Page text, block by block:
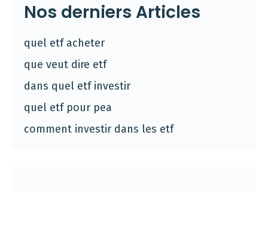
Nos derniers Articles
quel etf acheter
que veut dire etf
dans quel etf investir
quel etf pour pea
comment investir dans les etf